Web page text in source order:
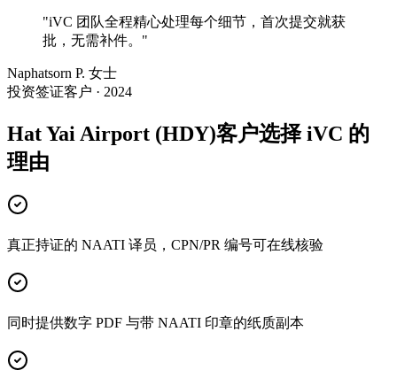
"iVC 团队全程精心处理每个细节，首次提交就获
批，无需补件。 "
Naphatsorn P. 女士
投资签证客户 · 2024
Hat Yai Airport (HDY)客户选择 iVC 的
理由
真正持证的 NAATI 译员，CPN/PR 编号可在线核验
同时提供数字 PDF 与带 NAATI 印章的纸质副本